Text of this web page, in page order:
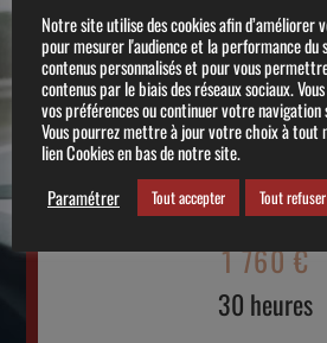
20 heures
1 485 €
25 heures
1 760 €
30 heures
Notre site utilise des cookies afin d’améliorer
pour mesurer l'audience et la performance du
contenus personnalisés et pour vous
contenus par le biais des réseaux sociaux.
vos préférences ou continuer votre navigation
Vous pourrez mettre à jour votre choix à tout
lien Cookies en bas de notre site.
Paramétrer
Tout accepter Tout refuser